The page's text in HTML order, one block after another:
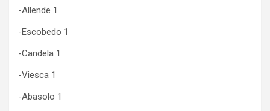
-Allende 1
-Escobedo 1
-Candela 1
-Viesca 1
-Abasolo 1